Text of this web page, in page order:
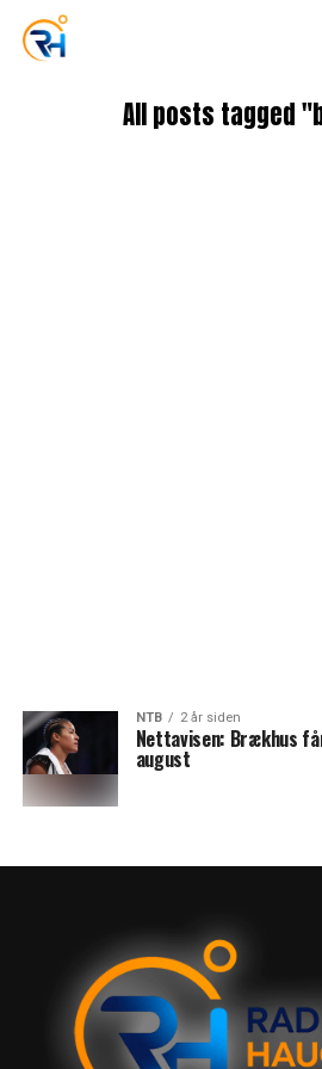
All posts tagged
NTB 2 år siden
Nettavisen: Brækhus
august